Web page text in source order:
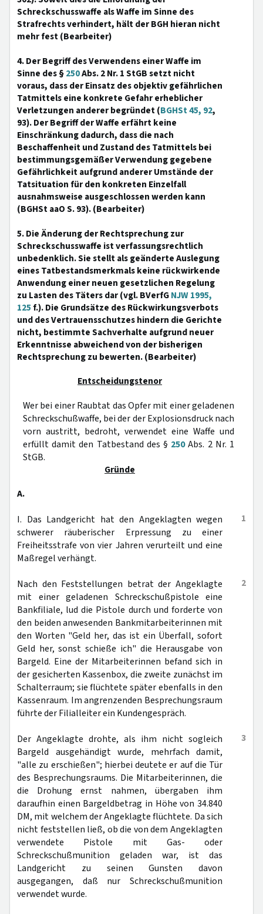
Schreckschusswaffe als Waffe im Sinne des
Strafrechts verhindert, hält der BGH hieran nicht
mehr fest (Bearbeiter)
4. Der Begriff des Verwendens einer Waffe im
Sinne des §250Abs. 2 Nr. 1 StGB setzt nicht
voraus, dass der Einsatz des objektiv gefährlichen
Tatmittels eine konkrete Gefahr erheblicher
Verletzungen anderer begründet (BGHSt 45, 92,
93). Der Begriff der Waffe erfährt keine
Einschränkung dadurch, dass die nach
Beschaffenheit und Zustand des Tatmittels bei
bestimmungsgemäßer Verwendung gegebene
Gefährlichkeit aufgrund anderer Umstände der
Tatsituation für den konkreten Einzelfall
ausnahmsweise ausgeschlossen werden kann
(BGHSt aaO S. 93). (Bearbeiter)
5. Die Änderung der Rechtsprechung zur
Schreckschusswaffe ist verfassungsrechtlich
unbedenklich. Sie stellt als geänderte Auslegung
eines Tatbestandsmerkmals keine rückwirkende
Anwendung einer neuen gesetzlichen Regelung
zu Lasten des Täters dar (vgl. BVerfGNJW 1995,
125f.). Die Grundsätze des Rückwirkungsverbots
und des Vertrauensschutzes hindern die Gerichte
nicht, bestimmte Sachverhalte aufgrund neuer
Erkenntnisse abweichend von der bisherigen
Rechtsprechung zu bewerten. (Bearbeiter)
Entscheidungstenor
Wer bei einer Raubtat das Opfer mit einer geladenen
Schreckschußwaffe, bei der der Explosionsdruck nach
vorn austritt, bedroht, verwendet eine Waffe und
erfüllt damit den Tatbestand des § 250Abs. 2 Nr. 1
StGB.
Gründe
A.
1
I. Das Landgericht hat den Angeklagten wegen
schwerer räuberischer Erpressung zu einer
Freiheitsstrafe von vier Jahren verurteilt und eine
Maßregel verhängt.
2
Nach den Feststellungen betrat der Angeklagte
mit einer geladenen Schreckschußpistole eine
Bankfiliale, lud die Pistole durch und forderte von
den beiden anwesenden Bankmitarbeiterinnen mit
den Worten "Geld her, das ist ein Überfall, sofort
Geld her, sonst schieße ich" die Herausgabe von
Bargeld. Eine der Mitarbeiterinnen befand sich in
der gesicherten Kassenbox, die zweite zunächst im
Schalterraum; sie flüchtete später ebenfalls in den
Kassenraum. Im angrenzenden Besprechungsraum
führte der Filialleiter ein Kundengespräch.
3
Der Angeklagte drohte, als ihm nicht sogleich
Bargeld ausgehändigt wurde, mehrfach damit,
"alle zu erschießen"; hierbei deutete er auf die Tür
des Besprechungsraums. Die Mitarbeiterinnen, die
die Drohung ernst nahmen, übergaben ihm
daraufhin einen Bargeldbetrag in Höhe von 34.840
DM, mit welchem der Angeklagte flüchtete. Da sich
nicht feststellen ließ, ob die von dem Angeklagten
verwendete Pistole mit Gas- oder
Schreckschußmunition geladen war, ist das
Landgericht zu seinen Gunsten davon
ausgegangen, daß nur Schreckschußmunition
verwendet wurde.